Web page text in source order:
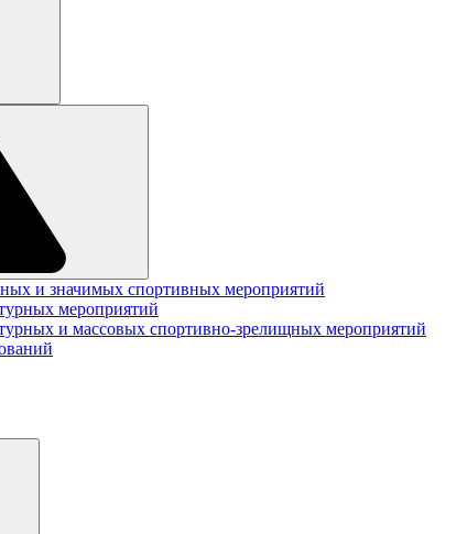
и значимых спортивных мероприятий
мероприятий
и массовых спортивно-зрелищных мероприятий